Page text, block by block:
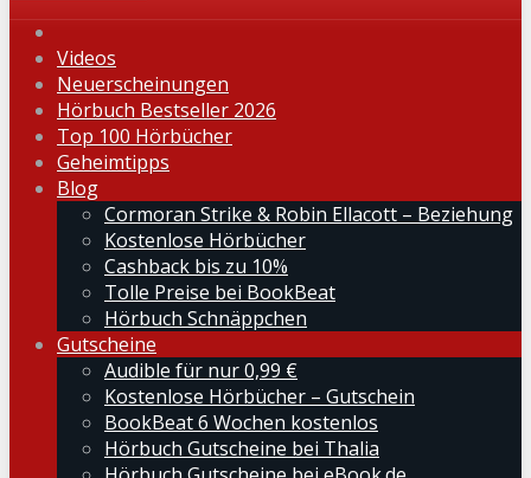
Videos
Neuerscheinungen
Hörbuch Bestseller 2026
Top 100 Hörbücher
Geheimtipps
Blog
Cormoran Strike & Robin Ellacott – Beziehung
Kostenlose Hörbücher
Cashback bis zu 10%
Tolle Preise bei BookBeat
Hörbuch Schnäppchen
Gutscheine
Audible für nur 0,99 €
Kostenlose Hörbücher – Gutschein
BookBeat 6 Wochen kostenlos
Hörbuch Gutscheine bei Thalia